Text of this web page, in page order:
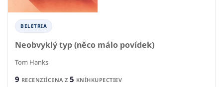
BELETRIA
Neobvyklý typ (něco málo povídek)
Tom Hanks
9 RECENZIÍCENA Z 5 KNÍHKUPECTIEV